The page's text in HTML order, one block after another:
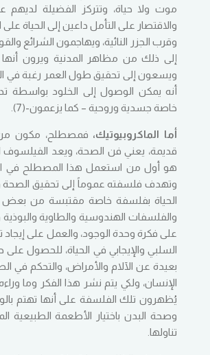
موت ولا حياة، وتتركز الفضيلة لديهم
والاقتصار على التأمل داعين إلى الحياة
وقرب الجزر النائية، ويهاجمون الشرائع
إلى ذلك من مظاهر المدنية ويرون
ويسعون إلى تحقيق طول العمر رغبة في
أنه يمكن الوصول إلى الخلود بواسطة
خاصة جسدية وروحية – كما يزعمون-(7).
أما الماكروبيوتيك، فمصطلح، مكون من
قديمة، يعني فن الصحة، ويعد الفيلسوف
هو أول من استعمل هذا المصطلح في
وتهدف فلسفته عموماً إلى تحقيق الصحة
الحياة بفلسفة خاصة مقتبسة من بعض
والفلسفات الهندوسية والطاوية والبوذية
على فكرة وحدة الوجود، والعمل على إيجاد
السلبي والإيجابي في الحياة، للحصول على
بعيدة عن الآلام والأمراض، والتحكم في
الإنسان، ولكي يتم نشر هذا الفكر وما
يُظهرون تلك الفلسفة على أنها تهتم
وصحة البدن باختيار الأطعمة الطبيعية
تناولها.